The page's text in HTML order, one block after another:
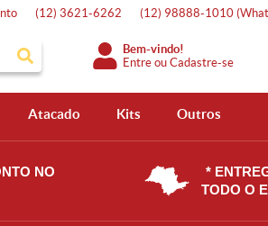
(12) 3621-6262 (12) 98888-1010
Bem-vindo!
Entre ouCadastre-se
Atacado Kits Outros
NO
*
TODO O